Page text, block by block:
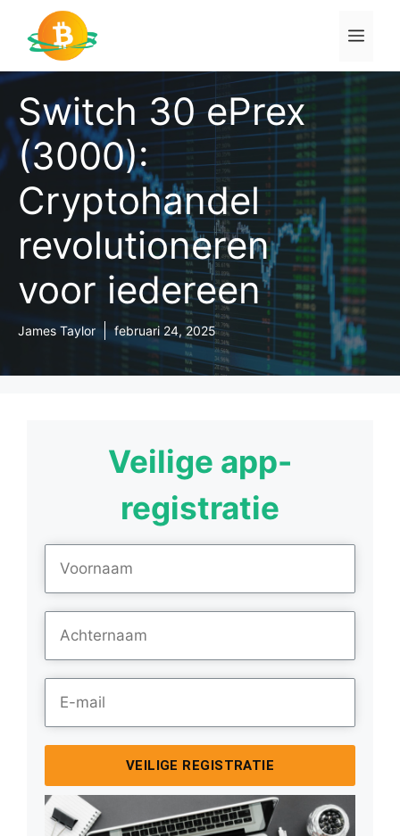
naar
inhoud
Switch 30 ePrex
(3000):
Cryptohandel
revolutioneren
voor iedereen
James Taylor februari 24, 2025
Veilige app-
registratie
VEILIGE REGISTRATIE